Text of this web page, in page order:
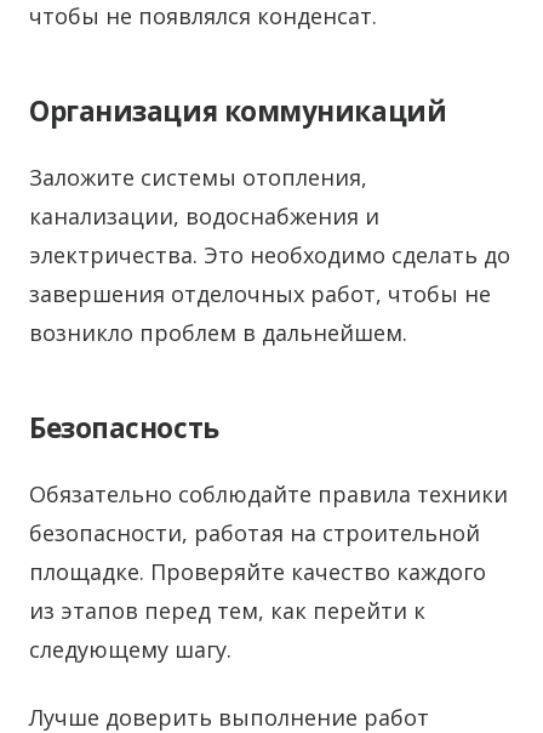
чтобы не появлялся конденсат.
Организация коммуникаций
Заложите системы отопления,
канализации, водоснабжения и
электричества. Это необходимо сделать до
завершения отделочных работ, чтобы не
возникло проблем в дальнейшем.
Безопасность
Обязательно соблюдайте правила техники
безопасности, работая на строительной
площадке. Проверяйте качество каждого
из этапов перед тем, как перейти к
следующему шагу.
Лучше доверить выполнение работ